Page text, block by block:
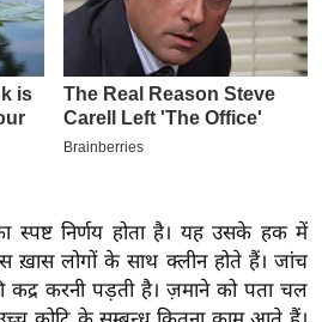
स्पष्ट निर्णय होता है। यह उसके हक में
ख़ास लोगों के साथ क्लीन होते हैं। जांच
कद्र करनी पड़ती है। ज़माने को पता चल